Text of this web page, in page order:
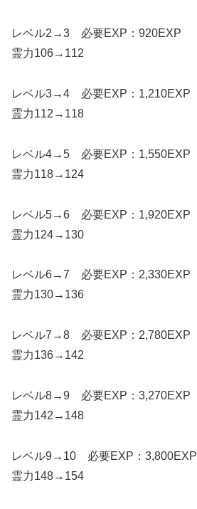
レベル2→3 必要EXP：920EXP
霊力106→112
レベル3→4 必要EXP：1,210EXP
霊力112→118
レベル4→5 必要EXP：1,550EXP
霊力118→124
レベル5→6 必要EXP：1,920EXP
霊力124→130
レベル6→7 必要EXP：2,330EXP
霊力130→136
レベル7→8 必要EXP：2,780EXP
霊力136→142
レベル8→9 必要EXP：3,270EXP
霊力142→148
レベル9→10 必要EXP：3,800EXP
霊力148→154